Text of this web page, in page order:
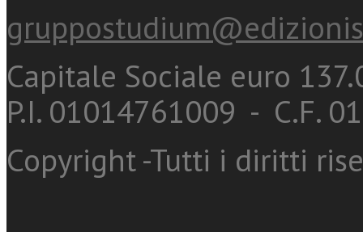
Capitale Sociale euro
P.I. 01014761009 - C.F.
Copyright -Tutti i diritti